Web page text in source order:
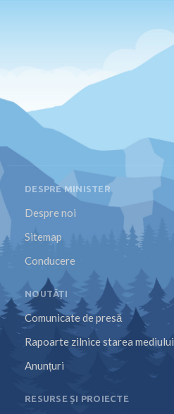
DESPRE MINISTER
Despre noi
Sitemap
Conducere
NOUTĂȚI
Comunicate de presă
Rapoarte zilnice starea mediului
Anunțuri
RESURSE ȘI PROIECTE